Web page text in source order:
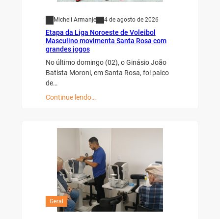
Micheli Armanje 4 de agosto de 2026
Etapa da Liga Noroeste de Voleibol
Masculino movimenta Santa Rosa com
grandes jogos
No último domingo (02), o Ginásio João
Batista Moroni, em Santa Rosa, foi palco
de…
Continue lendo…
Geral